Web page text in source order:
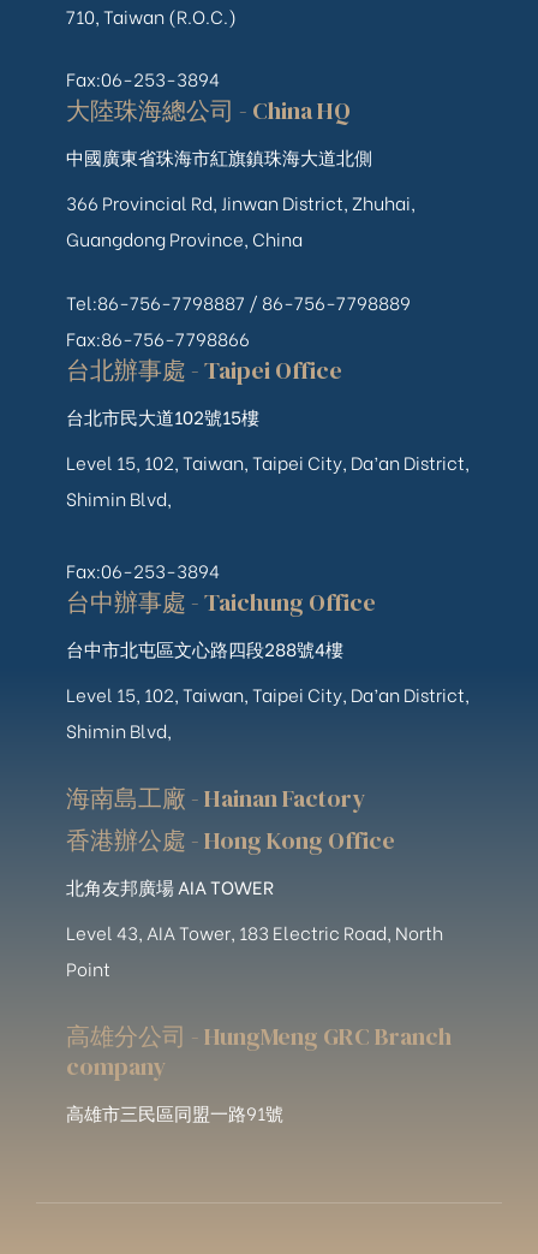
710, Taiwan (R.O.C.)
Fax:06-253-3894
大陸珠海總公司 - China HQ
中國廣東省珠海市紅旗鎮珠海大道北側
366 Provincial Rd, Jinwan District, Zhuhai,
Guangdong Province, China
Tel:86-756-7798887 / 86-756-7798889
Fax:86-756-7798866
台北辦事處 - Taipei Office
台北市民大道102號15樓
Level 15, 102, Taiwan, Taipei City, Da’an District,
Shimin Blvd,
Fax:06-253-3894
台中辦事處 - Taichung Office
台中市北屯區文心路四段288號4樓
Level 15, 102, Taiwan, Taipei City, Da’an District,
Shimin Blvd,
海南島工廠 - Hainan Factory
香港辦公處 - Hong Kong Office
北角友邦廣場 AIA TOWER
Level 43, AIA Tower, 183 Electric Road, North
Point
高雄分公司 - HungMeng GRC Branch
company
高雄市三民區同盟一路91號